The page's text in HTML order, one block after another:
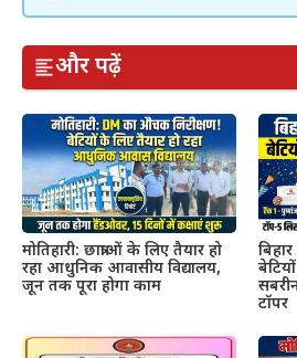
और पढ़ें
मोतिहारी: छात्राओं के लिए तैयार हो
रहा आधुनिक आवासीय विद्यालय,
जून तक पूरा होगा काम
टॉपर